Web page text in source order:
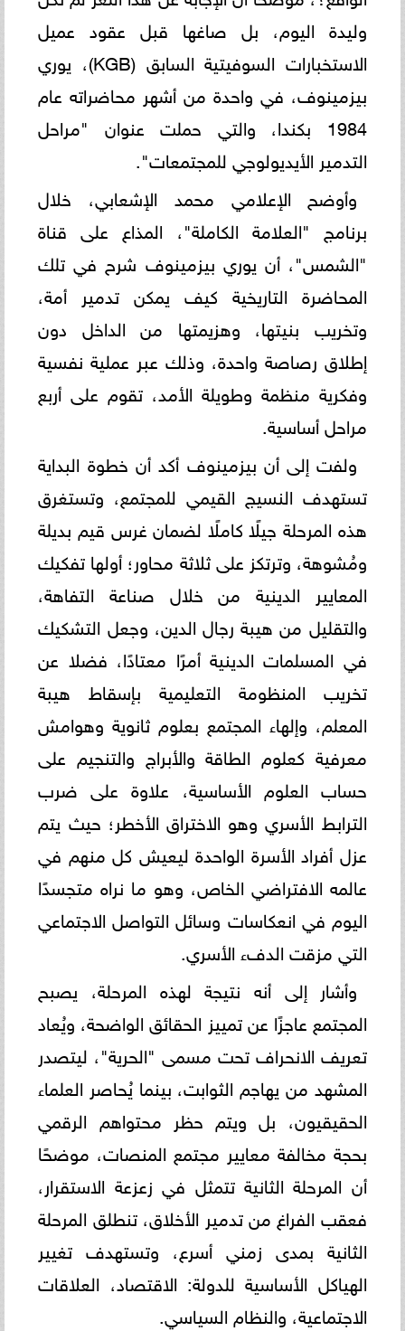
وليدة اليوم، بل صاغها قبل عقود عميل
الاستخبارات السوفيتية السابق (KGB)، يوري
بيزمينوف، في واحدة من أشهر محاضراته عام
1984 بكندا، والتي حملت عنوان "مراحل
التدمير الأيديولوجي للمجتمعات".
وأوضح الإعلامي محمد الإشعابي، خلال
برنامج "العلامة الكاملة"، المذاع على قناة
"الشمس"، أن يوري بيزمينوف شرح في تلك
المحاضرة التاريخية كيف يمكن تدمير أمة،
وتخريب بنيتها، وهزيمتها من الداخل دون
إطلاق رصاصة واحدة، وذلك عبر عملية نفسية
وفكرية منظمة وطويلة الأمد، تقوم على أربع
مراحل أساسية.
ولفت إلى أن بيزمينوف أكد أن خطوة البداية
تستهدف النسيج القيمي للمجتمع، وتستغرق
هذه المرحلة جيلًا كاملًا لضمان غرس قيم بديلة
ومُشوهة، وترتكز على ثلاثة محاور؛ أولها تفكيك
المعايير الدينية من خلال صناعة التفاهة،
والتقليل من هيبة رجال الدين، وجعل التشكيك
في المسلمات الدينية أمرًا معتادًا، فضلا عن
تخريب المنظومة التعليمية بإسقاط هيبة
المعلم، وإلهاء المجتمع بعلوم ثانوية وهوامش
معرفية كعلوم الطاقة والأبراج والتنجيم على
حساب العلوم الأساسية، علاوة على ضرب
الترابط الأسري وهو الاختراق الأخطر؛ حيث يتم
عزل أفراد الأسرة الواحدة ليعيش كل منهم في
عالمه الافتراضي الخاص، وهو ما نراه متجسدًا
اليوم في انعكاسات وسائل التواصل الاجتماعي
التي مزقت الدفء الأسري.
وأشار إلى أنه نتيجة لهذه المرحلة، يصبح
المجتمع عاجزًا عن تمييز الحقائق الواضحة، ويُعاد
تعريف الانحراف تحت مسمى "الحرية"، ليتصدر
المشهد من يهاجم الثوابت، بينما يُحاصر العلماء
الحقيقيون، بل ويتم حظر محتواهم الرقمي
بحجة مخالفة معايير مجتمع المنصات، موضحًا
أن المرحلة الثانية تتمثل في زعزعة الاستقرار،
فعقب الفراغ من تدمير الأخلاق، تنطلق المرحلة
الثانية بمدى زمني أسرع، وتستهدف تغيير
الهياكل الأساسية للدولة: الاقتصاد، العلاقات
الاجتماعية، والنظام السياسي.